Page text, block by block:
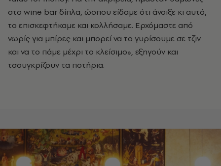
στο wine bar δίπλα, ώσπου είδαμε ότι άνοιξε κι αυτό,
το επισκεφτήκαμε και κολλήσαμε. Ερχόμαστε από
νωρίς για μπίρες και μπορεί να το γυρίσουμε σε τζιν
και να το πάμε μέχρι το κλείσιμο», εξηγούν και
τσουγκρίζουν τα ποτήρια.